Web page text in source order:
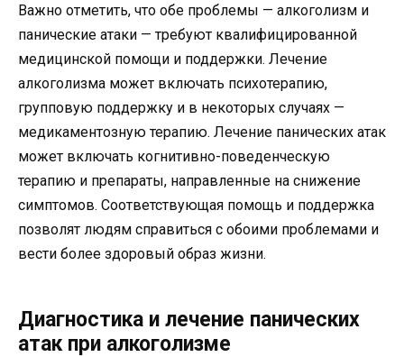
Важно отметить, что обе проблемы — алкоголизм и
панические атаки — требуют квалифицированной
медицинской помощи и поддержки. Лечение
алкоголизма может включать психотерапию,
групповую поддержку и в некоторых случаях —
медикаментозную терапию. Лечение панических атак
может включать когнитивно-поведенческую
терапию и препараты, направленные на снижение
симптомов. Соответствующая помощь и поддержка
позволят людям справиться с обоими проблемами и
вести более здоровый образ жизни.
Диагностика и лечение панических
атак при алкоголизме